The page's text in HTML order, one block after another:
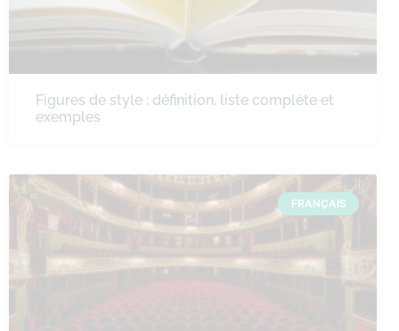
Figures de style : définition, liste complète et
exemples
FRANÇAIS